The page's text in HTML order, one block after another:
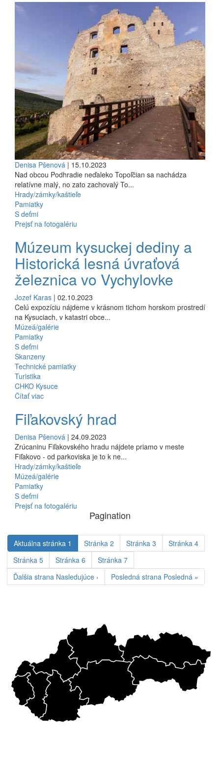
Denisa Pšenová | 15.10.2023
Nad obcou Podhradie neďaleko Topoľčian sa nachádza
relatívne malý, no zato zachovalý To...
Hrady/zámky/kaštieľe
Pamiatky
S deťmi
Prejsť na fotogalériu
Múzeum kysuckej dediny a
Historická lesná úvraťová
železnica vo Vychylovke
Jozef Karas | 02.10.2023
Celú expozíciu nájdeme v krásnom tichom horskom prostredí
na Kysuciach, v katastri obce...
Múzeá/galérie
Pamiatky
S deťmi
Skanzeny
Technické pamiatky
Turistika
CHKO Kysuce
Čítať viac
Fiľakovský hrad
Denisa Pšenová | 24.09.2023
Zrúcaninu Fiľakovského hradu nájdete priamo v meste
Fiľakovo - od parkoviska je to k ne...
Hrady/zámky/kaštieľe
Múzeá/galérie
Pamiatky
S deťmi
Prejsť na fotogalériu
Pagination
Aktuálna stránka 1 Stránka 2 Stránka 3 Stránka 4
Stránka 5 Stránka 6 Stránka 7
Ďalšia strana Nasledujúce › Posledná strana Posledná »